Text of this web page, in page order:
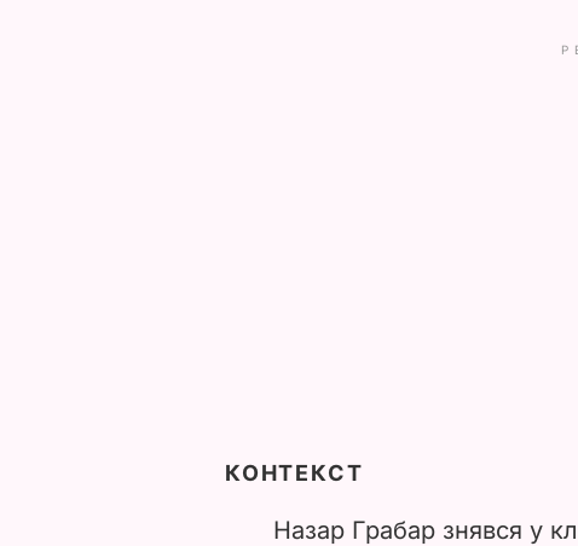
КОНТЕКСТ
Назар Грабар знявся у